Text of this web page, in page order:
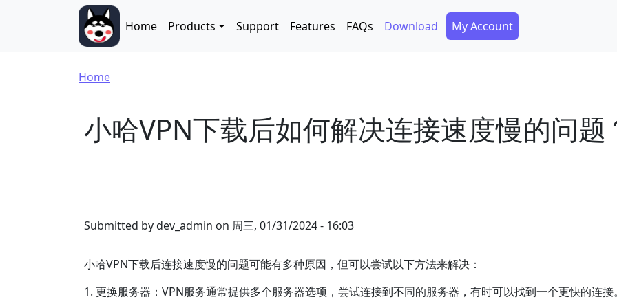
Skip to main content
Main navigation
Home Products Support Features FAQs Download Secondary Menu
My Account
Breadcrumb
Home
小哈VPN下载后如何解决连接速度慢的问题
Submitted bydev_admin on 周三, 01/31/2024 - 16:03
小哈VPN下载后连接速度慢的问题可能有多种原因，但可以尝试以下方法来解决：
1. 更换服务器：VPN服务通常提供多个服务器选项，尝试连接到不同的服务器，有时可以找到一个更快的连接